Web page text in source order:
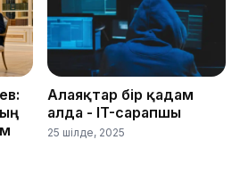
Алаяқтар бір қадам
алда - IT-сарапшы
25 шілде, 2025